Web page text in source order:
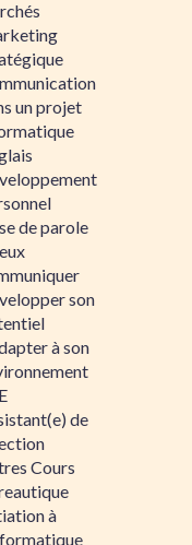
un projet
de parole
son
à son
de
Cours
à